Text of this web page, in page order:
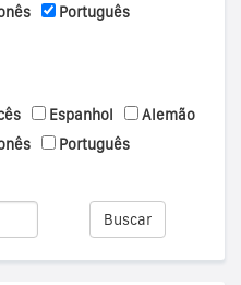
Português
Espanhol
Alemão
Português
Buscar